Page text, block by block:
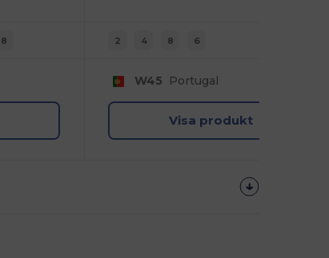
8 2 4 8 6
W45 Portugal
Visa produkt